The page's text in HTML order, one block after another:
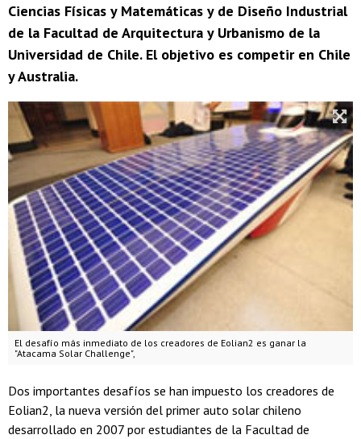
Ciencias Físicas y Matemáticas y de Diseño Industrial
de la Facultad de Arquitectura y Urbanismo de la
Universidad de Chile. El objetivo es competir en Chile
y Australia.
El desafío más inmediato de los creadores de Eolian2 es ganar la
"Atacama Solar Challenge",
Dos importantes desafíos se han impuesto los creadores de
Eolian2, la nueva versión del primer auto solar chileno
desarrollado en 2007 por estudiantes de la Facultad de